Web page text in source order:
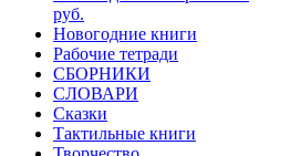
руб.
Новогодние книги
Рабочие тетради
СБОРНИКИ
СЛОВАРИ
Сказки
Тактильные книги